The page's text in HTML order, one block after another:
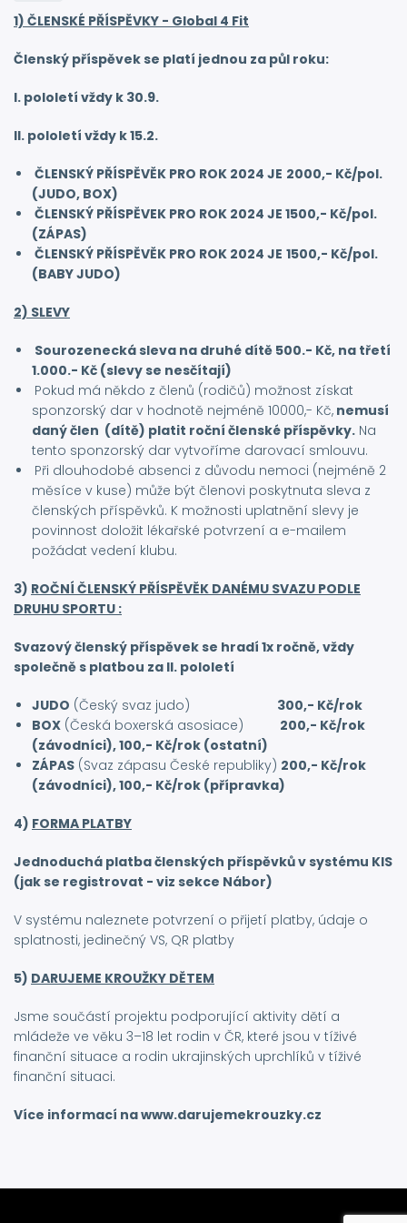
1) ČLENSKÉ PŘÍSPĚVKY - Global 4 Fit
Členský příspěvek se platí jednou za půl roku:
I. pololetí vždy k 30.9.
II. pololetí vždy k 15.2.
ČLENSKÝ PŘÍSPĚVĚK PRO ROK 2024 JE 2000,- Kč/pol.
(JUDO, BOX)
ČLENSKÝ PŘÍSPĚVEK PRO ROK 2024 JE 1500,- Kč/pol.
(ZÁPAS)
ČLENSKÝ PŘÍSPĚVĚK PRO ROK 2024 JE 1500,- Kč/pol.
(BABY JUDO)
2) SLEVY
Sourozenecká sleva na druhé dítě 500.- Kč, na třetí
1.000.- Kč (slevy se nesčítají)
Pokud má někdo z členů (rodičů) možnost získat
sponzorský dar v hodnotě nejméně 10000,- Kč, nemusí
daný člen (dítě) platit roční členské příspěvky. Na
tento sponzorský dar vytvoříme darovací smlouvu.
Při dlouhodobé absenci z důvodu nemoci (nejméně 2
měsíce v kuse) může být členovi poskytnuta sleva z
členských příspěvků. K možnosti uplatnění slevy je
povinnost doložit lékařské potvrzení a e-mailem
požádat vedení klubu.
3) ROČNÍ ČLENSKÝ PŘÍSPĚVĚK DANÉMU SVAZU PODLE
DRUHU SPORTU :
Svazový členský příspěvek se hradí 1x ročně, vždy
společně s platbou za II. pololetí
JUDO (Český svaz judo) 300,- Kč/rok
BOX (Česká boxerská asosiace) 200,- Kč/rok
(závodníci), 100,- Kč/rok (ostatní)
ZÁPAS (Svaz zápasu České republiky) 200,- Kč/rok
(závodníci), 100,- Kč/rok (přípravka)
4) FORMA PLATBY
Jednoduchá platba členských příspěvků v systému KIS
(jak se registrovat - viz sekce Nábor)
V systému naleznete potvrzení o přijetí platby, údaje o
splatnosti, jedinečný VS, QR platby
5) DARUJEME KROUŽKY DĚTEM
Jsme součástí projektu podporující aktivity dětí a
mládeže ve věku 3–18 let rodin v ČR, které jsou v tíživé
finanční situace a rodin ukrajinských uprchlíků v tíživé
finanční situaci.
Více informací na www.darujemekrouzky.cz